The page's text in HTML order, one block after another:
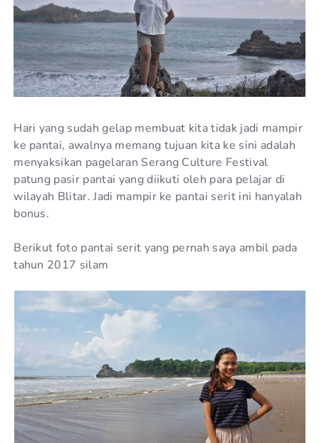
Hari yang sudah gelap membuat kita tidak jadi mampir
ke pantai, awalnya memang tujuan kita ke sini adalah
menyaksikan pagelaran Serang Culture Festival
patung pasir pantai yang diikuti oleh para pelajar di
wilayah Blitar. Jadi mampir ke pantai serit ini hanyalah
bonus.
Berikut foto pantai serit yang pernah saya ambil pada
tahun 2017 silam